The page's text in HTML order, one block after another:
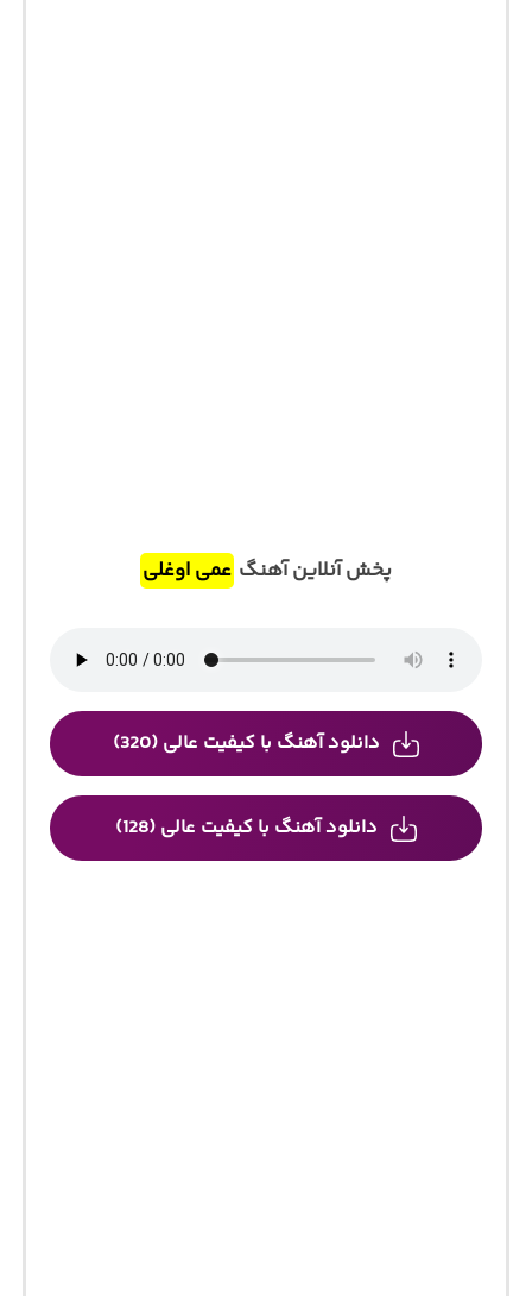
پخش آنلاین آهنگ عمی اوغلی
دانلود آهنگ با کیفیت عالی (320)
دانلود آهنگ با کیفیت عالی (128)